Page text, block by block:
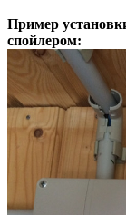
Пример
спойлером: